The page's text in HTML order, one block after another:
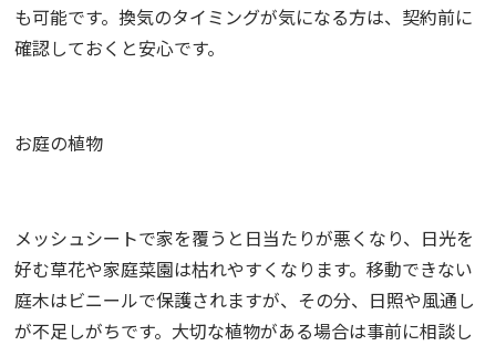
も可能です。換気のタイミングが気になる方は、契約前に
確認しておくと安心です。
お庭の植物
メッシュシートで家を覆うと日当たりが悪くなり、日光を
好む草花や家庭菜園は枯れやすくなります。移動できない
庭木はビニールで保護されますが、その分、日照や風通し
が不足しがちです。大切な植物がある場合は事前に相談し